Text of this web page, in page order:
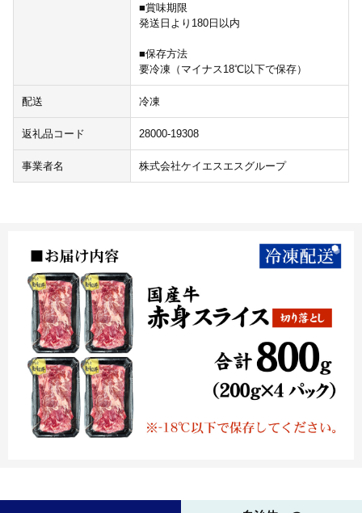
■賞味期限
発送日より180日以内
■保存方法
要冷凍（マイナス18℃以下で保存）
配送 冷凍
返礼品コード 28000-19308
事業者名 株式会社ケイエスエスグループ